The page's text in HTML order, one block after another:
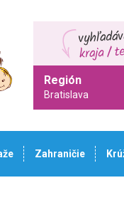
Región
Bratislava
Zahraničie